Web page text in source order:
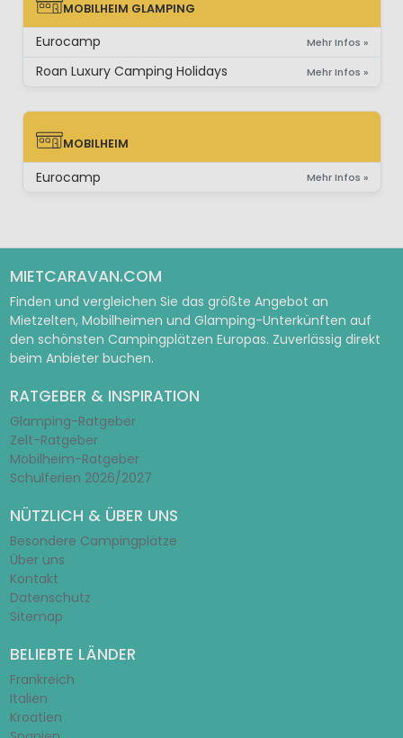
MOBILHEIM GLAMPING
MOBILHEIM GLAMPING
Eurocamp Mehr Infos »
Roan Luxury Camping Holidays Mehr Infos »
MOBILHEIM
MOBILHEIM
Eurocamp Mehr Infos »
MIETCARAVAN.COM
Finden und vergleichen Sie das größte Angebot an
Mietzelten, Mobilheimen und Glamping-Unterkünften auf
den schönsten Campingplätzen Europas. Zuverlässig direkt
beim Anbieter buchen.
RATGEBER & INSPIRATION
Glamping-Ratgeber
Zelt-Ratgeber
Mobilheim-Ratgeber
Schulferien 2026/2027
NÜTZLICH & ÜBER UNS
Besondere Campingplätze
Über uns
Kontakt
Datenschutz
Sitemap
BELIEBTE LÄNDER
Frankreich
Italien
Kroatien